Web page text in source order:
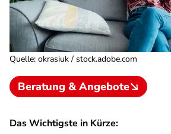
Quelle: okrasiuk / stock.adobe.com
Beratung & Angebote
Das Wichtigste in Kürze: